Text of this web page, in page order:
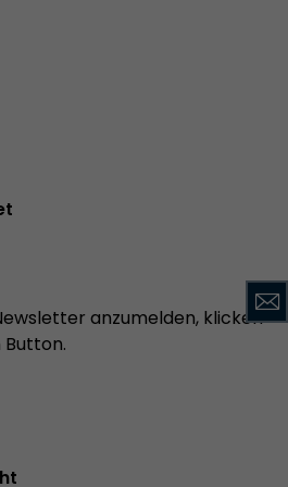
anzumelden, klicken
Button.
ist das Besucherquellen Cookie.
welche über Kampagnen
keine Informationen zur
kann Google Analytics
und E-Commerce Transaktionen
eine eindeutige ID, die verwendet